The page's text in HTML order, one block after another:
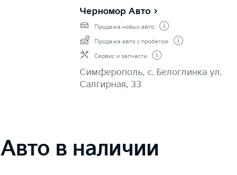
Черномор Авто
Продажа новых авто
Продажа авто с пробегом
Сервис и запчасти
Симферополь, с. Белоглинка ул.
Салгирная, 33
Авто в наличии